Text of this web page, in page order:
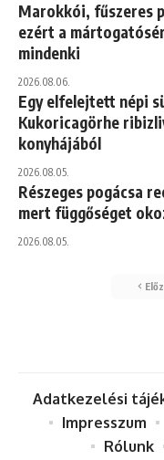
Marokkói, fűszeres
ezért a
mindenki
2026.08.06.
Egy elfelejtett népi
Kukoricagörhe
konyhájából
2026.08.05.
Részeges pogácsa
mert függőséget
2026.08.05.
Adatkezelési
Impresszum
Rólunk